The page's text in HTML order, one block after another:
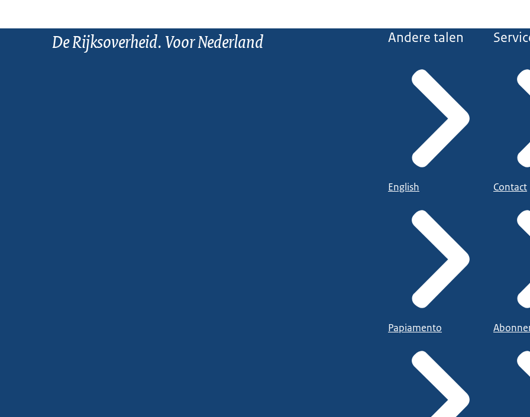
De Rijksoverheid. Voor Nederland Andere talen
English
Papiamento
Contact